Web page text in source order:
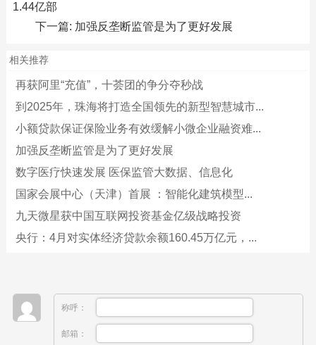
1.44亿部
下一篇: 加强反垄断监管是为了更好发展
相关推荐
再获阿里“充值”，十荟团的争分夺秒战
到2025年，珠海将打造全国领先的新型智慧城市...
小额贷款保证保险业务有效缓解小微企业融资难...
加强反垄断监管是为了更好发展
数字医疗快速发展 医保监管大数据、信息化
国家会展中心（天津）首展 ：智能化建筑模型...
九天微星获中国互联网投资基金亿级战略投资
央行：4月对实体经济贷款余额160.45万亿元，...
称呼：
邮箱：